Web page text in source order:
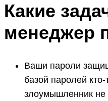
Какие
менеджер
Ваши пароли
базой паролей кто-
злоумышленник не